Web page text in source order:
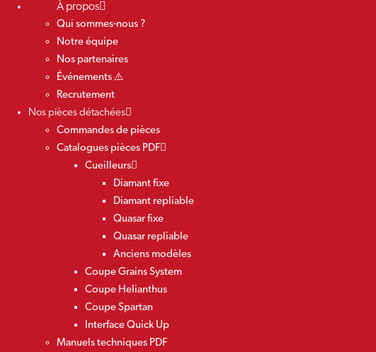
À propos
Qui sommes-nous ?
Notre équipe
Nos partenaires
Événements ⚠️
Recrutement
Nos pièces détachées
Commandes de pièces
Catalogues pièces PDF
Cueilleurs
Diamant fixe
Diamant repliable
Quasar fixe
Quasar repliable
Anciens modèles
Coupe Grains System
Coupe Helianthus
Coupe Spartan
Interface Quick Up
Manuels techniques PDF